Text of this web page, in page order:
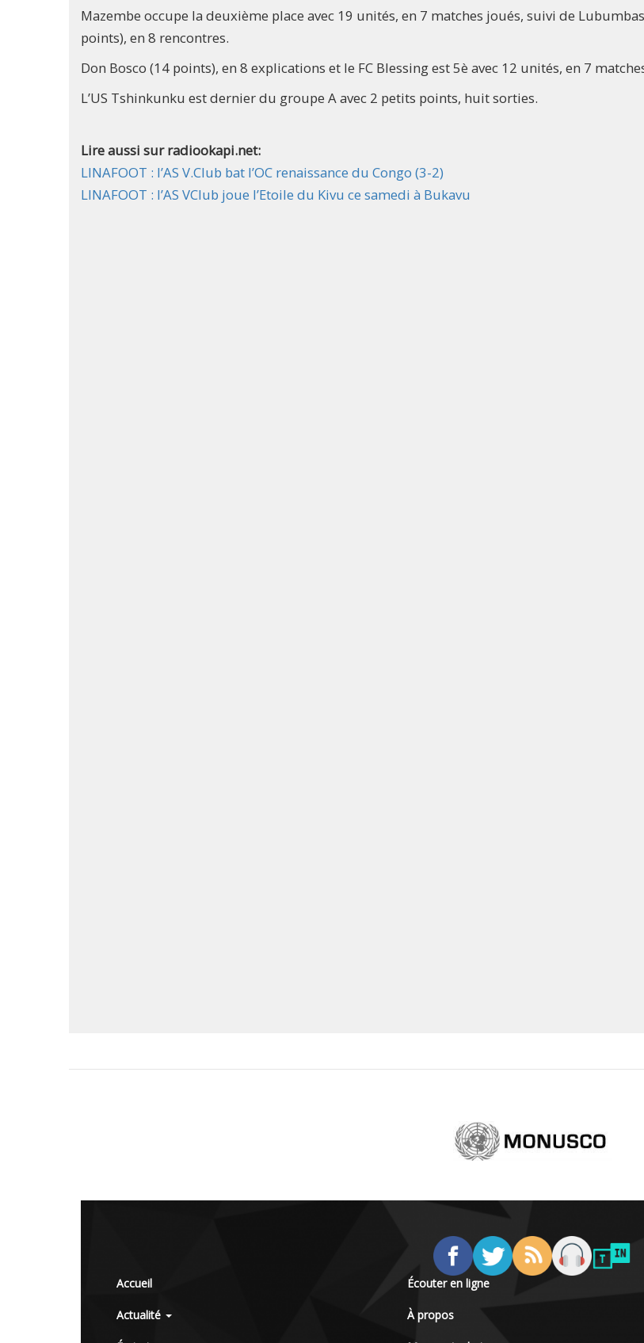
Mazembe occupe la deuxième place avec 19 unités, en 7 matches joués, suivi de
points), en 8 rencontres.
Don Bosco (14 points), en 8 explications et le FC Blessing est 5è avec 12 unités, en 7
L’US Tshinkunku est dernier du groupe A avec 2 petits points, huit sorties.
Lire aussi sur radiookapi.net:
LINAFOOT : l’AS V.Club bat l’OC renaissance du Congo (3-2)
LINAFOOT : l’AS VClub joue l’Etoile du Kivu ce samedi à Bukavu
Accueil
Actualité
Écouter en ligne
À propos